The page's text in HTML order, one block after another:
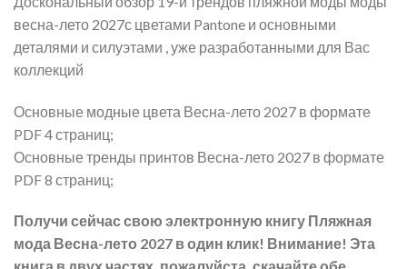
весна-лето 2027с цветами Pantone и основными
деталями и силуэтами , уже разработанными для Вас
коллекций
Основные модные цвета Весна-лето 2027 в формате
PDF 4 страниц;
Основные тренды принтов Весна-лето 2027 в формате
PDF 8 страниц;
Получи сейчас свою электронную книгу Пляжная
мода Весна-лето 2027 в один клик! Внимание! Эта